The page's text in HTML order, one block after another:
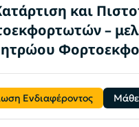
και
–
Ενδιαφέροντος